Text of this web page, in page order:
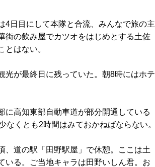
4日目にして本隊と合流、みんなで旅の主
街の飲み屋でカツオをはじめとする土佐
はない。
光が最終日に残っていた。朝8時にはホテ
に高知東部自動車道が部分開通している
なくとも2時間はみておかねばならない。
、道の駅「田野駅屋」で休憩。ここは土
いる。ご当地キャラは田野いしん君。お